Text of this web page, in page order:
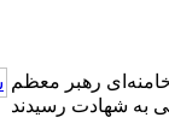
رهبر معظم